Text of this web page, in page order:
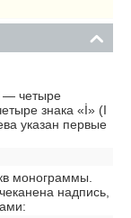
— четыре
знака «İ» (I
указан первые
монограммы.
надпись,